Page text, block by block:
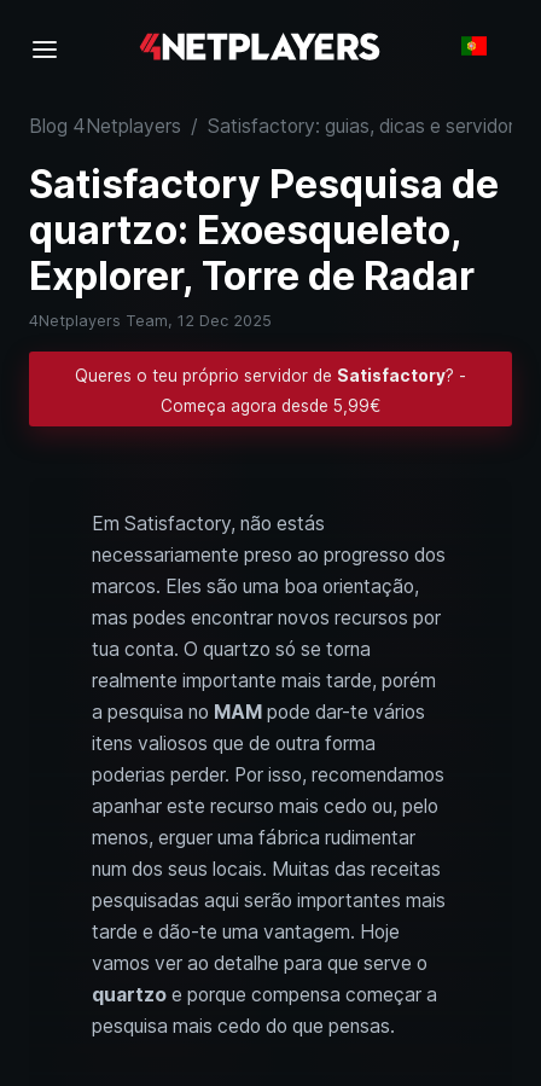
Blog 4Netplayers / Satisfactory: guias, dicas e servidores
Satisfactory Pesquisa de
quartzo: Exoesqueleto,
Explorer, Torre de Radar
4Netplayers Team, 12 Dec 2025
Queres o teu próprio servidor de Satisfactory? -
Começa agora desde 5,99€
Em Satisfactory, não estás
necessariamente preso ao progresso dos
marcos. Eles são uma boa orientação,
mas podes encontrar novos recursos por
tua conta. O quartzo só se torna
realmente importante mais tarde, porém
a pesquisa no MAM pode dar-te vários
itens valiosos que de outra forma
poderias perder. Por isso, recomendamos
apanhar este recurso mais cedo ou, pelo
menos, erguer uma fábrica rudimentar
num dos seus locais. Muitas das receitas
pesquisadas aqui serão importantes mais
tarde e dão-te uma vantagem. Hoje
vamos ver ao detalhe para que serve o
quartzo e porque compensa começar a
pesquisa mais cedo do que pensas.